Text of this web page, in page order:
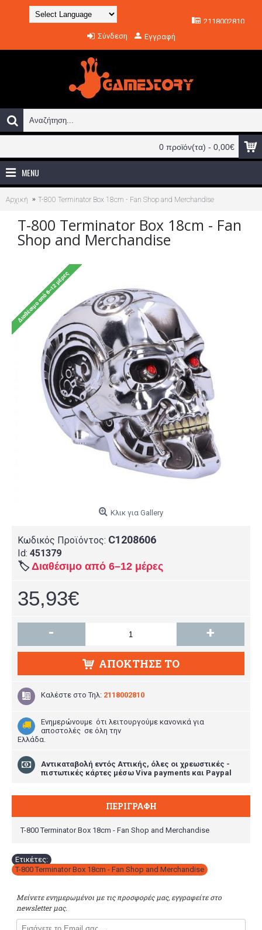
Translate
2118002810
Σύνδεση
Εγγραφή
0 προϊόν(τα) - 0,00€
MENU
Αρχική T-800 Terminator Box 18cm - Fan Shop and Merchandise
T-800 Terminator Box 18cm - Fan
Shop and Merchandise
Κλικ για Gallery
Κωδικός Προϊόντος: C1208606
Id: 451379
🏷️ Διαθέσιμο από 6–12 μέρες
35,93€
- +
ΑΠΌΚΤΗΣΕ ΤΟ
Καλέστε στοΤηλ: 2118002810
Ενημερώνουμε ότι λειτουργούμε κανονικά για
αποστολές σε όλη την
Ελλάδα.
Aντικαταβολή εντός Αττικής, όλες οι χρεωστικές -
πιστωτικές κάρτες μέσω Viva payments και Paypal
ΠΕΡΙΓΡΑΦΉ
T-800 Terminator Box 18cm - Fan Shop and Merchandise
Ετικέτες:
T-800 Terminator Box 18cm - Fan Shop and Merchandise
Μείνετε ενημερωμένοι με τις προσφορές μας, εγγραφείτε στο
newsletter μας.